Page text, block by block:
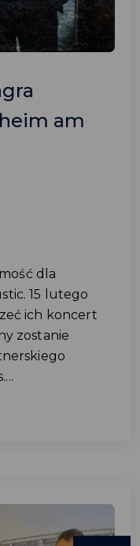
am
dla
15 lutego
ich koncert
zostanie